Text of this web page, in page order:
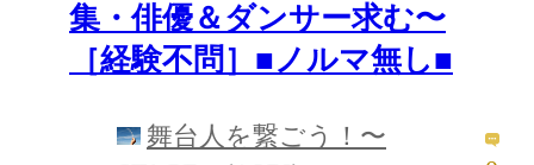
集・俳優＆ダンサー求む〜
［経験不問］■ノルマ無し■
舞台人を繋ごう！〜